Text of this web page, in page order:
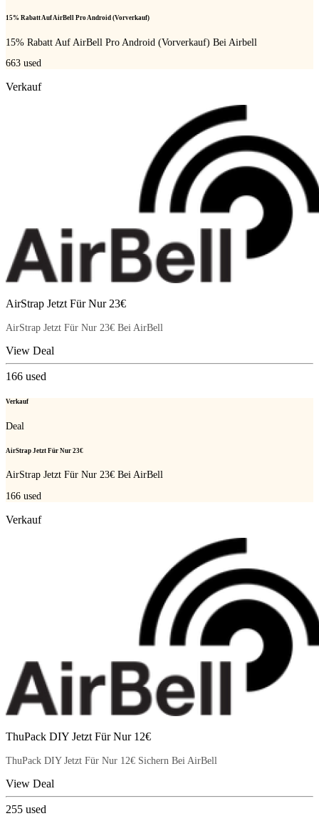
15% Rabatt Auf AirBell Pro Android (Vorverkauf)
15% Rabatt Auf AirBell Pro Android (Vorverkauf) Bei Airbell
663 used
Verkauf
AirStrap Jetzt Für Nur 23€
AirStrap Jetzt Für Nur 23€ Bei AirBell
View Deal
166 used
Verkauf
Deal
AirStrap Jetzt Für Nur 23€
AirStrap Jetzt Für Nur 23€ Bei AirBell
166 used
Verkauf
ThuPack DIY Jetzt Für Nur 12€
ThuPack DIY Jetzt Für Nur 12€ Sichern Bei AirBell
View Deal
255 used